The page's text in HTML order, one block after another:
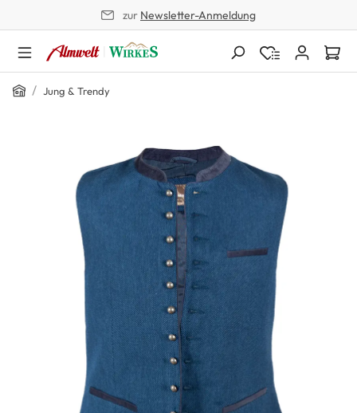
zur Newsletter-Anmeldung
Home
/ Jung & Trendy